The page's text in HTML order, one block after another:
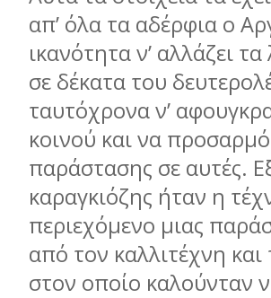
απ’ όλα τα αδέρφια ο
ικανότητα ν’ αλλάζει
σε δέκατα του
ταυτόχρονα ν’
κοινού και να
παράστασης σε αυτές.
καραγκιόζης ήταν η
περιεχόμενο μιας
από τον καλλιτέχνη
στον οποίο καλούνταν